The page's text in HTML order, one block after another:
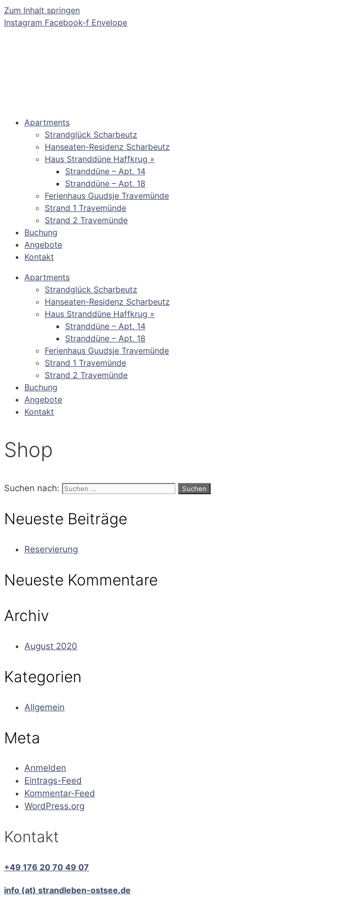
Zum Inhalt springen
Instagram Facebook-f Envelope
Apartments
Strandglück Scharbeutz
Hanseaten-Residenz Scharbeutz
Haus Stranddüne Haffkrug »
Stranddüne – Apt. 14
Stranddüne – Apt. 18
Ferienhaus Guudsje Travemünde
Strand 1 Travemünde
Strand 2 Travemünde
Buchung
Angebote
Kontakt
Apartments
Strandglück Scharbeutz
Hanseaten-Residenz Scharbeutz
Haus Stranddüne Haffkrug »
Stranddüne – Apt. 14
Stranddüne – Apt. 18
Ferienhaus Guudsje Travemünde
Strand 1 Travemünde
Strand 2 Travemünde
Buchung
Angebote
Kontakt
Shop
Suchen nach:
Neueste Beiträge
Reservierung
Neueste Kommentare
Archiv
August 2020
Kategorien
Allgemein
Meta
Anmelden
Eintrags-Feed
Kommentar-Feed
WordPress.org
Kontakt
+49 176 20 70 49 07
info (at) strandleben-ostsee.de